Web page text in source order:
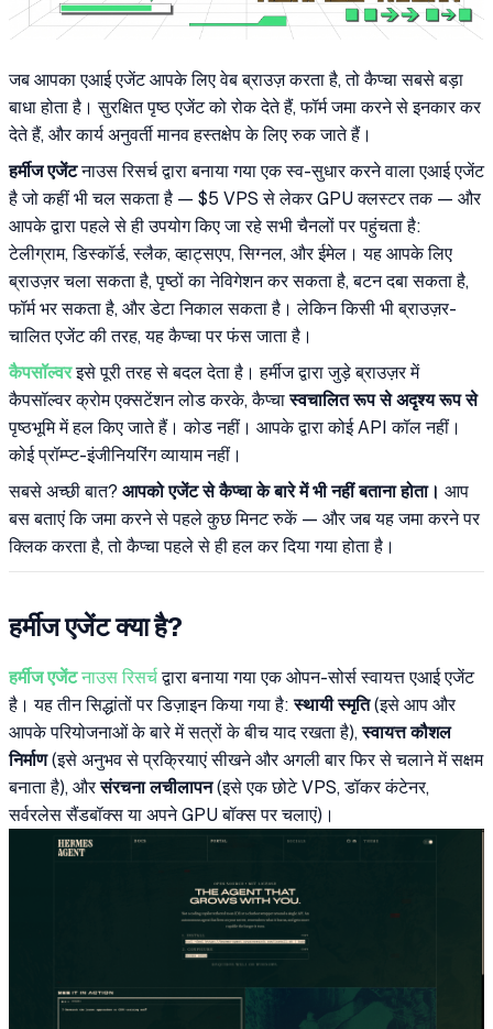
जब आपका एआई एजेंट आपके लिए वेब ब्राउज़ करता है, तो कैप्चा सबसे बड़ा
बाधा होता है। सुरक्षित पृष्ठ एजेंट को रोक देते हैं, फॉर्म जमा करने से इनकार कर
देते हैं, और कार्य अनुवर्ती मानव हस्तक्षेप के लिए रुक जाते हैं।
हर्मीज एजेंटनाउस रिसर्च द्वारा बनाया गया एक स्व-सुधार करने वाला एआई एजेंट
है जो कहीं भी चल सकता है — $5 VPS से लेकर GPU क्लस्टर तक — और
आपके द्वारा पहले से ही उपयोग किए जा रहे सभी चैनलों पर पहुंचता है:
टेलीग्राम, डिस्कॉर्ड, स्लैक, व्हाट्सएप, सिग्नल, और ईमेल। यह आपके लिए
ब्राउज़र चला सकता है, पृष्ठों का नेविगेशन कर सकता है, बटन दबा सकता है,
फॉर्म भर सकता है, और डेटा निकाल सकता है। लेकिन किसी भी ब्राउज़र-
चालित एजेंट की तरह, यह कैप्चा पर फंस जाता है।
कैपसॉल्वरइसे पूरी तरह से बदल देता है। हर्मीज द्वारा जुड़े ब्राउज़र में
कैपसॉल्वर क्रोम एक्सटेंशन लोड करके, कैप्चास्वचालित रूप से अदृश्य रूप से
पृष्ठभूमि में हल किए जाते हैं। कोड नहीं। आपके द्वारा कोई API कॉल नहीं।
कोई प्रॉम्प्ट-इंजीनियरिंग व्यायाम नहीं।
सबसे अच्छी बात? आपको एजेंट से कैप्चा के बारे में भी नहीं बताना होता। आप
बस बताएं कि जमा करने से पहले कुछ मिनट रुकें — और जब यह जमा करने पर
क्लिक करता है, तो कैप्चा पहले से ही हल कर दिया गया होता है।
हर्मीज एजेंट क्या है?
हर्मीज एजेंट नाउस रिसर्चद्वारा बनाया गया एक ओपन-सोर्स स्वायत्त एआई एजेंट
है। यह तीन सिद्धांतों पर डिज़ाइन किया गया है:स्थायी स्मृति(इसे आप और
आपके परियोजनाओं के बारे में सत्रों के बीच याद रखता है),स्वायत्त कौशल
निर्माण(इसे अनुभव से प्रक्रियाएं सीखने और अगली बार फिर से चलाने में सक्षम
बनाता है), औरसंरचना लचीलापन(इसे एक छोटे VPS, डॉकर कंटेनर,
सर्वरलेस सैंडबॉक्स या अपने GPU बॉक्स पर चलाएं)।